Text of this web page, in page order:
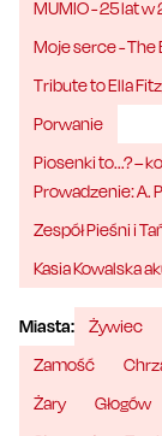
MUMIO - 25 lat w
Moje serce - The
Tribute to Ella
Porwanie
Piosenki to...? –
Prowadzenie: A.
Zespół Pieśni i
Kasia Kowalska
Miasta: Żywiec
Zamość
Żary
Głogów